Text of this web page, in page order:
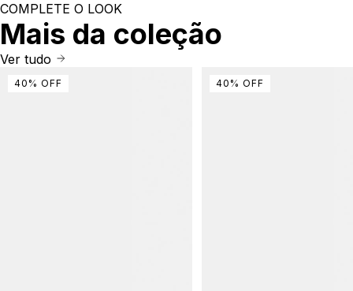
COMPLETE O LOOK
Mais da coleção
Ver tudo
40 % OFF 40 % OFF